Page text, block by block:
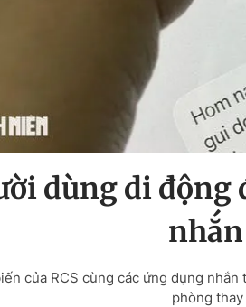
dùng di động
của RCS cùng các ứng dụng
phòng